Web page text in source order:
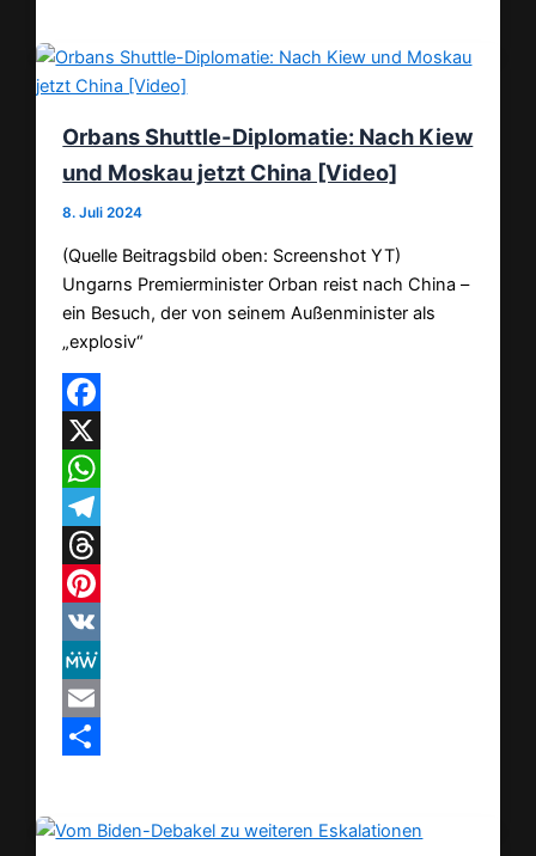
Orbans Shuttle-Diplomatie: Nach Kiew
und Moskau jetzt China [Video]
8. Juli 2024
(Quelle Beitragsbild oben: Screenshot YT)
Ungarns Premierminister Orban reist nach China –
ein Besuch, der von seinem Außenminister als
„explosiv“
Facebook
X
WhatsApp
Telegram
Threads
Pinterest
VK
MeWe
Email